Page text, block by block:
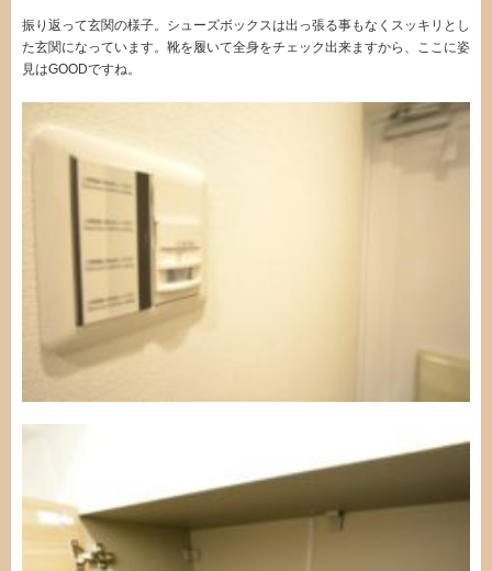
振り返って玄関の様子。シューズボックスは出っ張る事もなくスッキリとし
た玄関になっています。靴を履いて全身をチェック出来ますから、ここに姿
見はGOODですね。